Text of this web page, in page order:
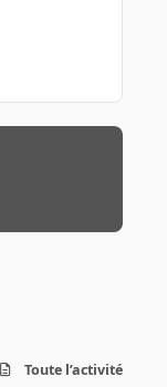
Toute l’activité